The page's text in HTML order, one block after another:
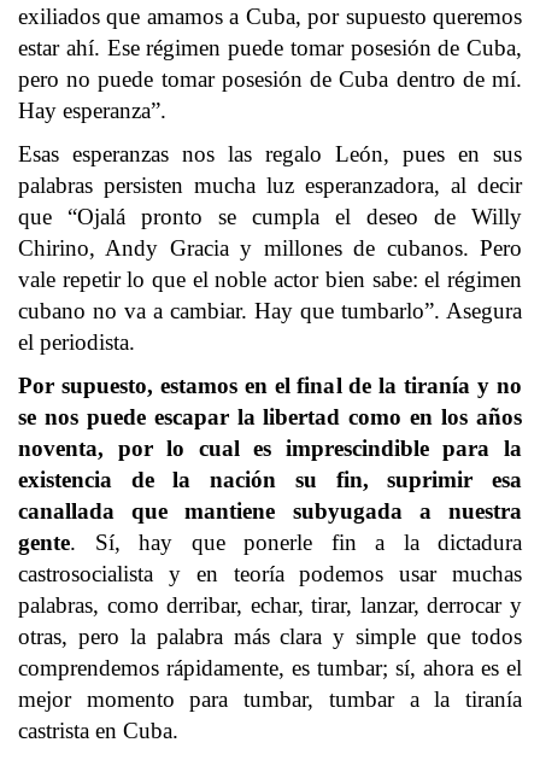
exiliados que amamos a Cuba, por supuesto queremos
estar ahí. Ese régimen puede tomar posesión de Cuba,
pero no puede tomar posesión de Cuba dentro de mí.
Hay esperanza”.
Esas esperanzas nos las regalo León, pues en sus
palabras persisten mucha luz esperanzadora, al decir
que “Ojalá pronto se cumpla el deseo de Willy
Chirino, Andy Gracia y millones de cubanos. Pero
vale repetir lo que el noble actor bien sabe: el régimen
cubano no va a cambiar. Hay que tumbarlo”. Asegura
el periodista.
Por supuesto, estamos en el final de la tiranía y no
se nos puede escapar la libertad como en los años
noventa, por lo cual es imprescindible para la
existencia de la nación su fin, suprimir esa
canallada que mantiene subyugada a nuestra
gente. Sí, hay que ponerle fin a la dictadura
castrosocialista y en teoría podemos usar muchas
palabras, como derribar, echar, tirar, lanzar, derrocar y
otras, pero la palabra más clara y simple que todos
comprendemos rápidamente, es tumbar; sí, ahora es el
mejor momento para tumbar, tumbar a la tiranía
castrista en Cuba.